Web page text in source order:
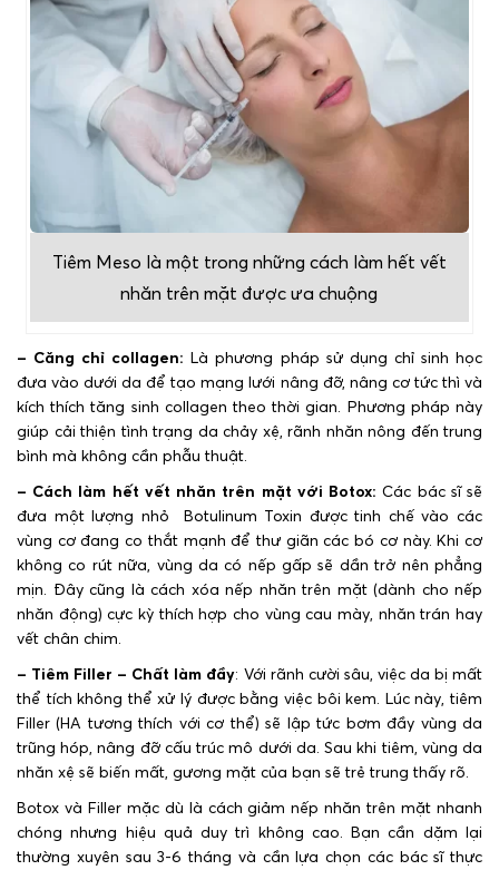
Tiêm Meso là một trong những cách làm hết vết
nhăn trên mặt được ưa chuộng
– Căng chỉ collagen:Là phương pháp sử dụng chỉ sinh học
đưa vào dưới da để tạo mạng lưới nâng đỡ, nâng cơ tức thì và
kích thích tăng sinh collagen theo thời gian. Phương pháp này
giúp cải thiện tình trạng da chảy xệ, rãnh nhăn nông đến trung
bình mà không cần phẫu thuật.
– Cách làm hết vết nhăn trên mặt với Botox:Các bác sĩ sẽ
đưa một lượng nhỏ Botulinum Toxin được tinh chế vào các
vùng cơ đang co thắt mạnh để thư giãn các bó cơ này. Khi cơ
không co rút nữa, vùng da có nếp gấp sẽ dần trở nên phẳng
mịn. Đây cũng là cách xóa nếp nhăn trên mặt (dành cho nếp
nhăn động) cực kỳ thích hợp cho vùng cau mày, nhăn trán hay
vết chân chim.
– Tiêm Filler – Chất làm đầy: Với rãnh cười sâu, việc da bị mất
thể tích không thể xử lý được bằng việc bôi kem. Lúc này, tiêm
Filler (HA tương thích với cơ thể) sẽ lập tức bơm đầy vùng da
trũng hóp, nâng đỡ cấu trúc mô dưới da. Sau khi tiêm, vùng da
nhăn xệ sẽ biến mất, gương mặt của bạn sẽ trẻ trung thấy rõ.
Botox và Filler mặc dù là cách giảm nếp nhăn trên mặt nhanh
chóng nhưng hiệu quả duy trì không cao. Bạn cần dặm lại
thường xuyên sau 3-6 tháng và cần lựa chọn các bác sĩ thực